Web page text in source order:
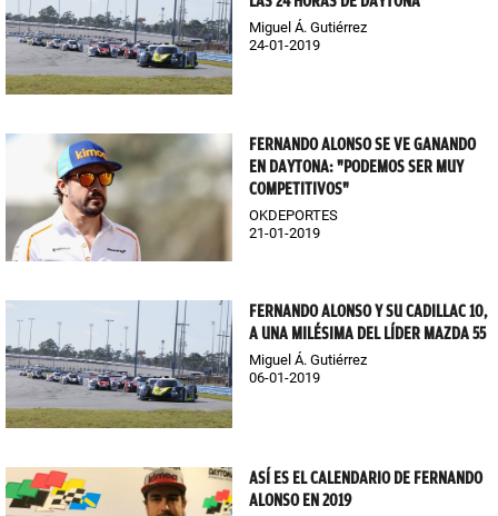
Miguel Á. Gutiérrez
24-01-2019
FERNANDO ALONSO SE VE GANANDO
EN DAYTONA: "PODEMOS SER MUY
COMPETITIVOS"
OKDEPORTES
21-01-2019
FERNANDO ALONSO Y SU CADILLAC 10,
A UNA MILÉSIMA DEL LÍDER MAZDA 55
Miguel Á. Gutiérrez
06-01-2019
ASÍ ES EL CALENDARIO DE FERNANDO
ALONSO EN 2019